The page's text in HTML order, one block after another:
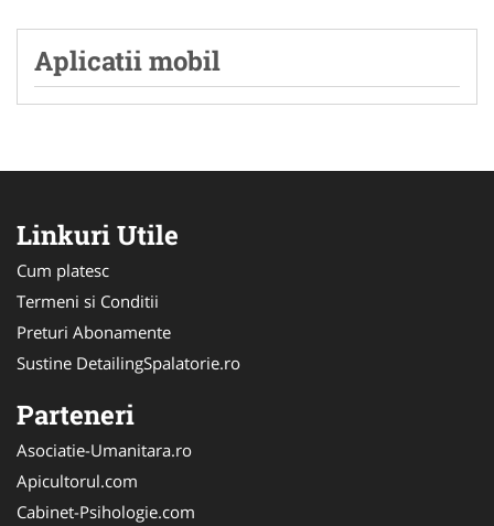
Aplicatii mobil
Linkuri Utile
Cum platesc
Termeni si Conditii
Preturi Abonamente
Sustine DetailingSpalatorie.ro
Parteneri
Asociatie-Umanitara.ro
Apicultorul.com
Cabinet-Psihologie.com